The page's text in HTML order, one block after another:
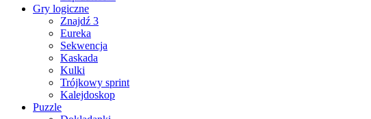
Gry logiczne
Znajdź 3
Eureka
Sekwencja
Kaskada
Kulki
Trójkowy sprint
Kalejdoskop
Puzzle